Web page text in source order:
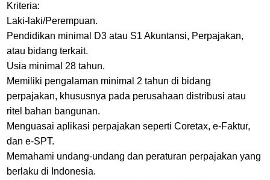
Kriteria:
Laki-laki/Perempuan.
Pendidikan minimal D3 atau S1 Akuntansi, Perpajakan,
atau bidang terkait.
Usia minimal 28 tahun.
Memiliki pengalaman minimal 2 tahun di bidang
perpajakan, khususnya pada perusahaan distribusi atau
ritel bahan bangunan.
Menguasai aplikasi perpajakan seperti Coretax, e-Faktur,
dan e-SPT.
Memahami undang-undang dan peraturan perpajakan yang
berlaku di Indonesia.